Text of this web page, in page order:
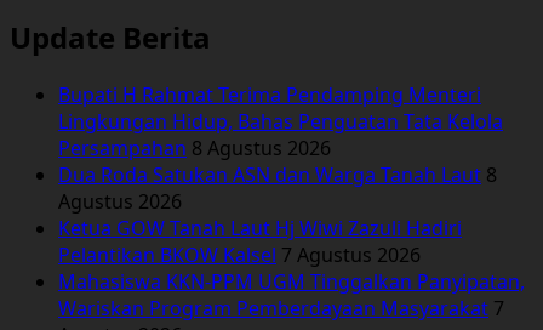
Update Berita
Bupati H Rahmat Terima Pendamping Menteri
Lingkungan Hidup, Bahas Penguatan Tata Kelola
Persampahan 8 Agustus 2026
Dua Roda Satukan ASN dan Warga Tanah Laut 8
Agustus 2026
Ketua GOW Tanah Laut Hj Wiwi Zazuli Hadiri
Pelantikan BKOW Kalsel 7 Agustus 2026
Mahasiswa KKN-PPM UGM Tinggalkan Panyipatan,
Wariskan Program Pemberdayaan Masyarakat 7